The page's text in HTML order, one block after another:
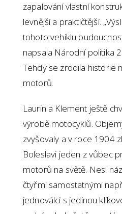
zapalování vlastní
levnější a praktičtější.
tohoto vehiklu
napsala Národní politika
Tehdy se zrodila historie
motorů.
Laurin a Klement ještě
výrobě motocyklů.
zvyšovaly a v roce 1904
Boleslavi jeden z vůbec
motorů na světě. Nesl
čtyřmi samostatnými
jednoválci s jedinou